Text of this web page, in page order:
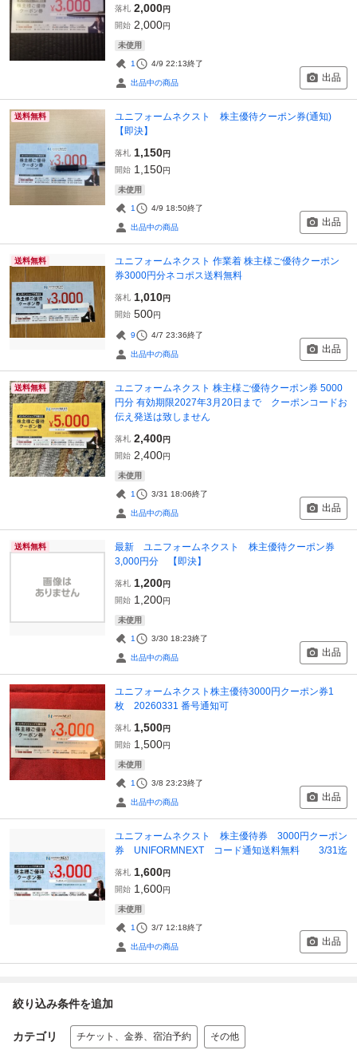
落札 2,000円
開始 2,000円
未使用
1 4/9 22:13終了
出品中の商品 出品
送料無料
ユニフォームネクスト 株主優待クーポン券(通知)
【即決】
落札 1,150円
開始 1,150円
未使用
1 4/9 18:50終了
出品中の商品 出品
送料無料
ユニフォームネクスト 作業着 株主様ご優待クーポン
券3000円分ネコポス送料無料
落札 1,010円
開始 500円
9 4/7 23:36終了
出品中の商品 出品
送料無料
ユニフォームネクスト 株主様ご優待クーポン券 5000
円分 有効期限2027年3月20日まで クーポンコードお
伝え発送は致しません
落札 2,400円
開始 2,400円
未使用
1 3/31 18:06終了
出品中の商品 出品
送料無料
最新 ユニフォームネクスト 株主優待クーポン券
3,000円分 【即決】
落札 1,200円
開始 1,200円
未使用
1 3/30 18:23終了
出品中の商品 出品
ユニフォームネクスト株主優待3000円クーポン券1
枚 20260331 番号通知可
落札 1,500円
開始 1,500円
未使用
1 3/8 23:23終了
出品中の商品 出品
ユニフォームネクスト 株主優待券 3000円クーポン
券 UNIFORMNEXT コード通知送料無料 3/31迄
落札 1,600円
開始 1,600円
未使用
1 3/7 12:18終了
出品中の商品 出品
絞り込み条件を追加
カテゴリ チケット、金券、宿泊予約 その他